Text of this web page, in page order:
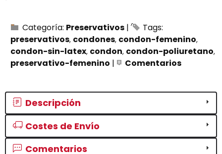
Categoría: Preservativos |
Tags:
preservativos condones condon-femenino
condon-sin-latex condon condon-poliuretano
preservativo-femenino | Comentarios
Descripción
Costes de Envío
Comentarios